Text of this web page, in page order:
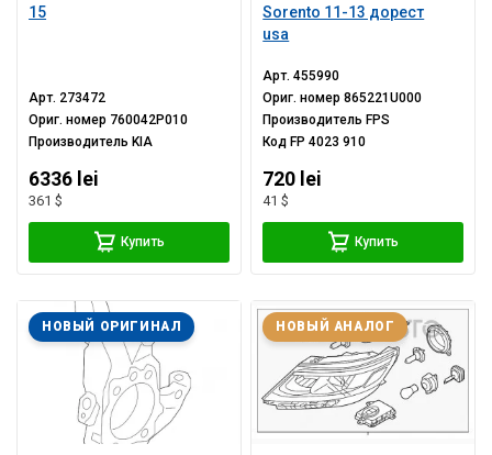
15
Арт. 273472
Ориг. номер 760042P010
ПроизводительKIA
6336 lei
361 $
Купить
Sorento 11-13 дорест
usa
Арт.455990
Ориг. номер865221U000
ПроизводительFPS
КодFP 4023 910
720 lei
41 $
Купить
НОВЫЙ ОРИГИНАЛ НОВЫЙ АНАЛОГ